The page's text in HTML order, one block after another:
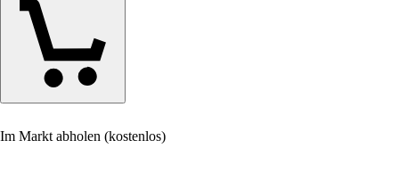
Im Markt abholen (kostenlos)